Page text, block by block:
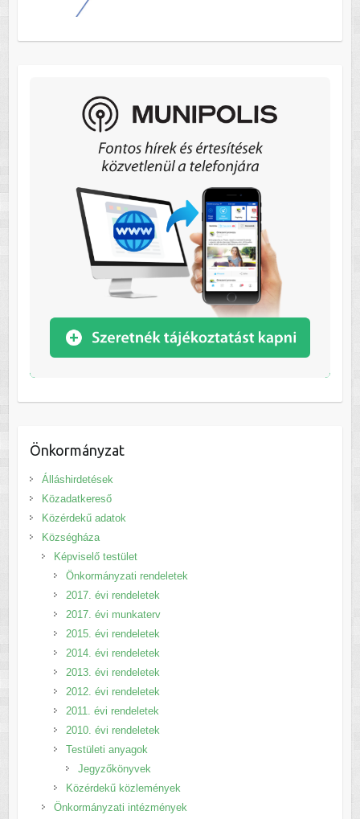
Önkormányzat
Álláshirdetések
Közadatkereső
Közérdekű adatok
Községháza
Képviselő testület
Önkormányzati rendeletek
2017. évi rendeletek
2017. évi munkaterv
2015. évi rendeletek
2014. évi rendeletek
2013. évi rendeletek
2012. évi rendeletek
2011. évi rendeletek
2010. évi rendeletek
Testületi anyagok
Jegyzőkönyvek
Közérdekű közlemények
Önkormányzati intézmények